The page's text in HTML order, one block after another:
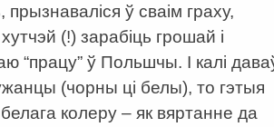
ў сваім граху,
(!) зарабіць грошай і
“працу” ў Польшчы. І калі
(чорны ці белы), то гэтыя
колеру – як вяртанне да